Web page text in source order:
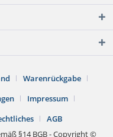
Warenrückgabe
Impressum
AGB
§14 BGB - Copyright ©